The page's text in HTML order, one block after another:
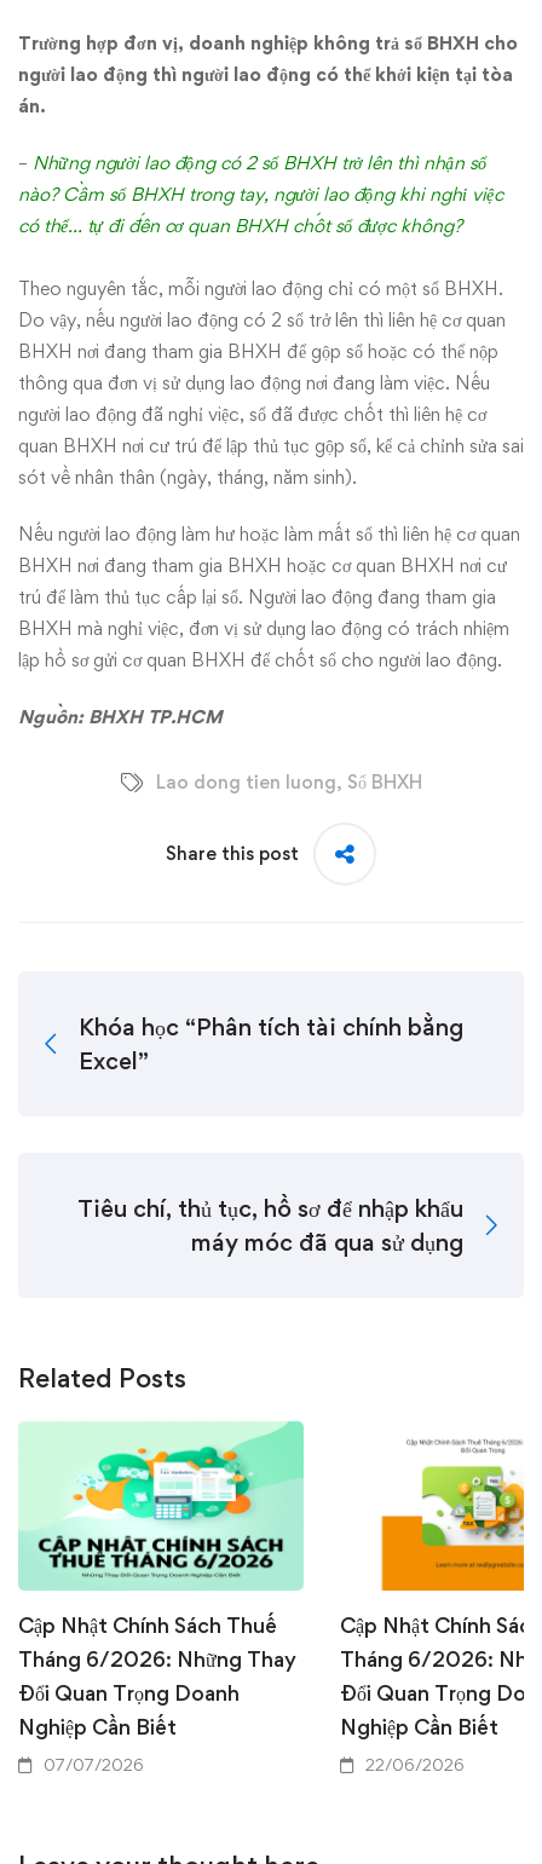
Trường hợp đơn vị, doanh nghiệp không trả sổ BHXH cho
người lao động thì người lao động có thể khởi kiện tại tòa
án.
– Những người lao động có 2 sổ BHXH trở lên thì nhận sổ
nào? Cầm sổ BHXH trong tay, người lao động khi nghỉ việc
có thể… tự đi đến cơ quan BHXH chốt sổ được không?
Theo nguyên tắc, mỗi người lao động chỉ có một sổ BHXH.
Do vậy, nếu người lao động có 2 sổ trở lên thì liên hệ cơ quan
BHXH nơi đang tham gia BHXH để gộp sổ hoặc có thể nộp
thông qua đơn vị sử dụng lao động nơi đang làm việc. Nếu
người lao động đã nghỉ việc, sổ đã được chốt thì liên hệ cơ
quan BHXH nơi cư trú để lập thủ tục gộp sổ, kể cả chỉnh sửa sai
sót về nhân thân (ngày, tháng, năm sinh).
Nếu người lao động làm hư hoặc làm mất sổ thì liên hệ cơ quan
BHXH nơi đang tham gia BHXH hoặc cơ quan BHXH nơi cư
trú để làm thủ tục cấp lại sổ. Người lao động đang tham gia
BHXH mà nghỉ việc, đơn vị sử dụng lao động có trách nhiệm
lập hồ sơ gửi cơ quan BHXH để chốt sổ cho người lao động.
Nguồn: BHXH TP.HCM
Lao dong tien luong, Sổ BHXH
Share this post
Khóa học “Phân tích tài chính bằng
Excel”
Tiêu chí, thủ tục, hồ sơ để nhập khẩu
máy móc đã qua sử dụng
Related Posts
Cập Nhật Chính Sách Thuế
Tháng 6/2026: Những Thay
Đổi Quan Trọng Doanh
Nghiệp Cần Biết
07/07/2026
Cập Nhật Chính
Tháng 6/2026:
Đổi Quan Trọng
Nghiệp Cần Biết
22/06/2026